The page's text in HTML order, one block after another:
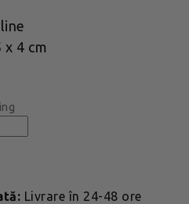
x 4 cm
Livrare în 24-48 ore